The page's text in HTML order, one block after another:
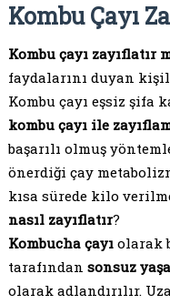
Kombu Çayı
Kombu çayı zayıflatır
faydalarını duyan
Kombu çayı eşsiz şifa
kombu çayı ile
başarılı olmuş
önerdiği çay
kısa sürede kilo
nasıl zayıflatır?
Kombucha çayıolarak
tarafından sonsuz
olarak adlandırılır.